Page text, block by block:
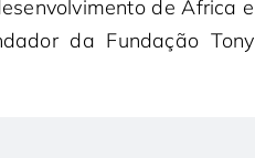
de África e
da Fundação Tony